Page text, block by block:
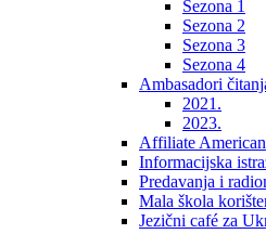
Sezona 1
Sezona 2
Sezona 3
Sezona 4
Ambasadori
2021.
2023.
Affiliate
Informacijska
Predavanja i
Mala škola
Jezični café za